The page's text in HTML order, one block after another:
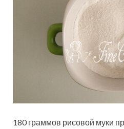
180 граммов рисовой муки